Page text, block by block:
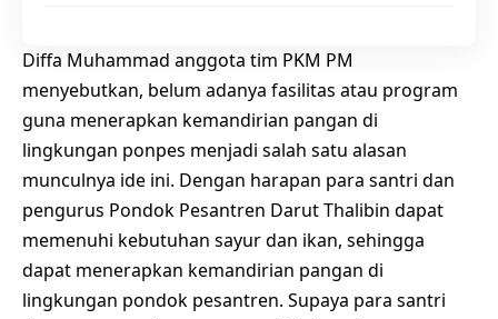
Diffa Muhammad anggota tim PKM PM
menyebutkan, belum adanya fasilitas atau program
guna menerapkan kemandirian pangan di
lingkungan ponpes menjadi salah satu alasan
munculnya ide ini. Dengan harapan para santri dan
pengurus Pondok Pesantren Darut Thalibin dapat
memenuhi kebutuhan sayur dan ikan, sehingga
dapat menerapkan kemandirian pangan di
lingkungan pondok pesantren. Supaya para santri